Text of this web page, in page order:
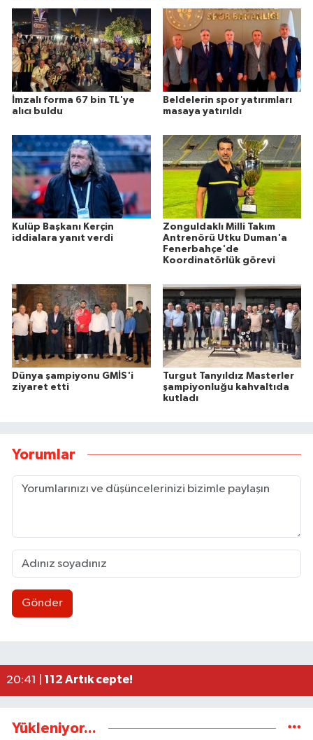
İmzalı forma 67 bin TL'ye
alıcı buldu
Beldelerin spor yatırımları
masaya yatırıldı
Kulüp Başkanı Kerçin
iddialara yanıt verdi
Zonguldaklı Milli Takım
Antrenörü Utku Duman'a
Fenerbahçe'de
Koordinatörlük görevi
Dünya şampiyonu GMİS'i
ziyaret etti
Turgut Tanyıldız Masterler
şampiyonluğu kahvaltıda
kutladı
Yorumlar
Gönder
11:11 |Uluslararası Tekvando Şampiyonası'nda
20:41 | 112 Artık cepte!
Yükleniyor...